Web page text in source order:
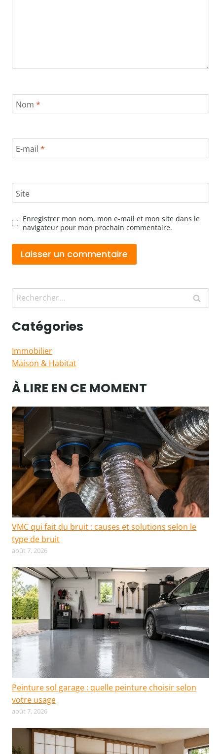
Nom *
E-mail *
Site
Enregistrer mon nom, mon e-mail et mon site dans le
navigateur pour mon prochain commentaire.
Rechercher :
Catégories
Immobilier
Maison & Habitat
À LIRE EN CE MOMENT
VMC qui fait du bruit : causes et solutions selon le
type de bruit
août 7, 2026
Peinture sol garage : quelle peinture choisir selon
votre usage
août 7, 2026